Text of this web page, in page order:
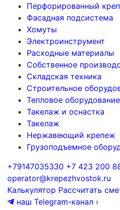
Перфорированный
Фасадная подсистема
Хомуты
Электроинструмент
Расходные материалы
Собственное
Складская техника
Строительное
Тепловое оборудование
Такелаж и оснастка
Такелаж
Нержавеющий крепеж
Грузоподъемное
+79147035330 +7 423 200
operator@krepezhvostok.ru
Калькулятор Рассчитать
наш Telegram-канал ›